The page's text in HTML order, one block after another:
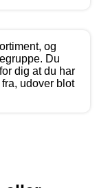
og
Du
dig at du har
udover blot